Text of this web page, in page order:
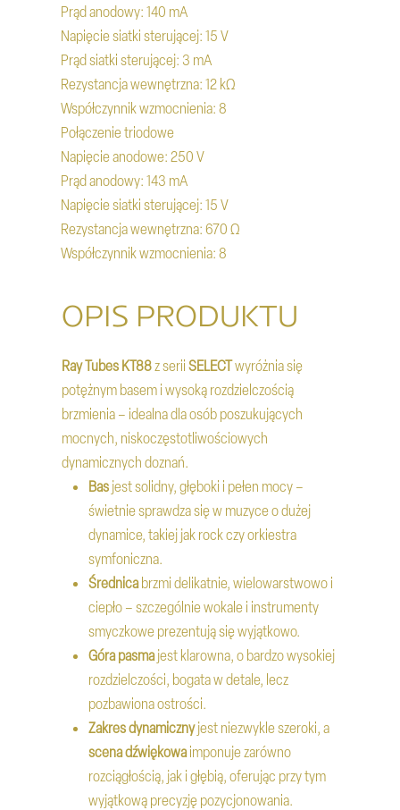
OPIS PRODUKTU
Ray Tubes KT88z serii SELECTwyróżnia się
potężnym basem i wysoką rozdzielczością
brzmienia – idealna dla osób poszukujących
mocnych, niskoczęstotliwościowych
dynamicznych doznań.
Bas jest solidny, głęboki i pełen mocy –
świetnie sprawdza się w muzyce o dużej
dynamice, takiej jak rock czy orkiestra
symfoniczna.
Średnicabrzmi delikatnie, wielowarstwowo i
ciepło – szczególnie wokale i instrumenty
smyczkowe prezentują się wyjątkowo.
Góra pasmajest klarowna, o bardzo wysokiej
rozdzielczości, bogata w detale, lecz
pozbawiona ostrości.
Zakres dynamicznyjest niezwykle szeroki, a
scena dźwiękowaimponuje zarówno
rozciągłością, jak i głębią, oferując przy tym
wyjątkową precyzję pozycjonowania.
Prąd anodowy: 140 mA
Napięcie siatki sterującej: 15 V
Prąd siatki sterującej: 3 mA
Rezystancja wewnętrzna: 12 kΩ
Współczynnik wzmocnienia: 8
Połączenie triodowe
Napięcie anodowe: 250 V
Prąd anodowy: 143 mA
Napięcie siatki sterującej: 15 V
Rezystancja wewnętrzna: 670 Ω
Współczynnik wzmocnienia: 8